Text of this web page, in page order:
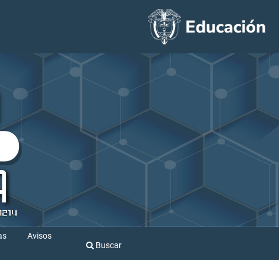
Avisos
Buscar